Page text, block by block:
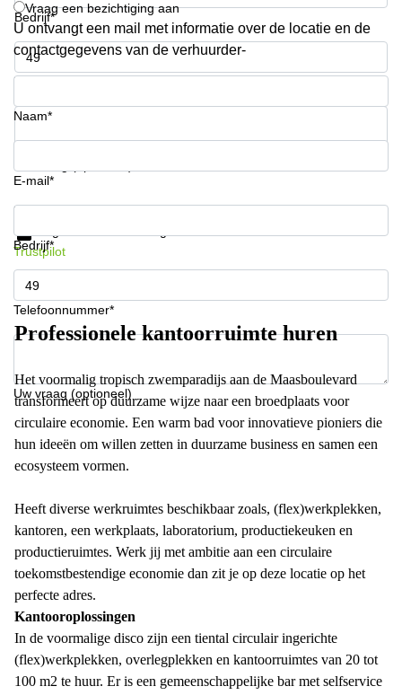
Coworking
Haarlem
Kantoor
Huren
Hengelo
Nijmegen
Bedrijf*
Telefoonnummer*
Vraag een bezichtiging aan
U ontvangt een mail met informatie over de locatie en de
contactgegevens van de verhuurder-
Naam*
E-mail*
Bedrijf*
Telefoonnummer*
Uw vraag (optioneel)
Krijg informatie en prijzen
Trustpilot
Professionele kantoorruimte huren
Het voormalig tropisch zwemparadijs aan de Maasboulevard
transformeert op duurzame wijze naar een broedplaats voor
circulaire economie. Een warm bad voor innovatieve pioniers die
hun ideeën om willen zetten in duurzame business en samen een
ecosysteem vormen.
Heeft diverse werkruimtes beschikbaar zoals, (flex)werkplekken,
kantoren, een werkplaats, laboratorium, productiekeuken en
productieruimtes. Werk jij met ambitie aan een circulaire
toekomstbestendige economie dan zit je op deze locatie op het
perfecte adres.
Kantooroplossingen
In de voormalige disco zijn een tiental circulair ingerichte
(flex)werkplekken, overlegplekken en kantoorruimtes van 20 tot
100 m2 te huur. Er is een gemeenschappelijke bar met selfservice